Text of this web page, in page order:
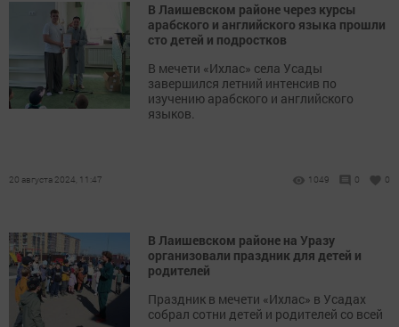
В Лаишевском районе через курсы
арабского и английского языка прошли
сто детей и подростков
В мечети «Ихлас» села Усады
завершился летний интенсив по
изучению арабского и английского
языков.
20 августа 2024, 11:47 1049 0 0
В Лаишевском районе на Уразу
организовали праздник для детей и
родителей
Праздник в мечети «Ихлас» в Усадах
собрал сотни детей и родителей со всей